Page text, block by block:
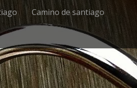
Camino de santiago